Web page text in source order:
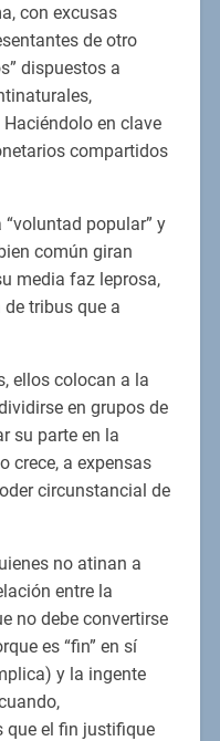
con excusas
de otro
dispuestos a
en clave
compartidos
popular” y
común giran
media faz leprosa,
tribus que a
ellos colocan a la
en grupos de
su parte en la
crece, a expensas
circunstancial de
no atinan a
entre la
no debe convertirse
es “fin” en sí
y la ingente
que el fin justifique